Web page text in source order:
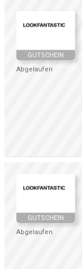
GUTSCHEIN
Abgelaufen
GUTSCHEIN
Abgelaufen